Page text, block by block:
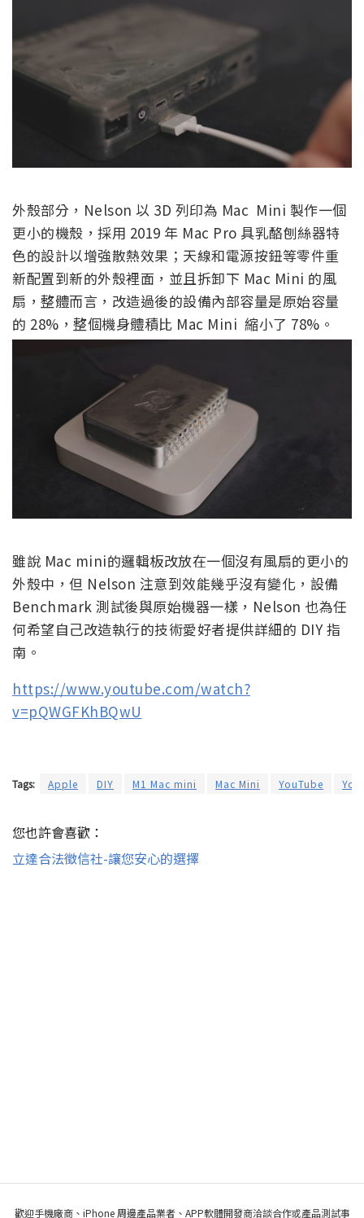
外殼部分，Nelson 以 3D 列印為 Mac Mini 製作一個
更小的機殼，採用 2019 年 Mac Pro 具乳酪刨絲器特
色的設計以增強散熱效果；天線和電源按鈕等零件重
新配置到新的外殼裡面，並且拆卸下 Mac Mini 的風
扇，整體而言，改造過後的設備內部容量是原始容量
的 28%，整個機身體積比 Mac Mini 縮小了 78%。
雖說 Mac mini的邏輯板改放在一個沒有風扇的更小的
外殼中，但 Nelson 注意到效能幾乎沒有變化，設備
Benchmark 測試後與原始機器一樣，Nelson 也為任
何希望自己改造執行的技術愛好者提供詳細的 DIY 指
南。
https://www.youtube.com/watch?
v=pQWGFKhBQwU
Tags: Apple DIY M1 Mac mini Mac Mini YouTube
您也許會喜歡：
立達合法徵信社-讓您安心的選擇
歡迎手機廠商、iPhone 周邊產品業者、APP軟體開發商洽談合作或產品測試事